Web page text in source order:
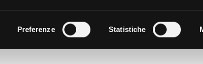
Preferenze Statistiche
HERPAX